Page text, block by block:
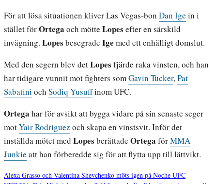
För att lösa situationen kliver Las Vegas-bon Dan Ige in i
stället förOrtega och mötte Lopes efter en särskild
invägning. Lopes besegrade Ige med ett enhälligt domslut.
Med den segern blev detLopes fjärde raka vinsten, och han
har tidigare vunnit mot fighters somGavin Tucker,Pat
Sabatini och Sodiq Yusuffinom UFC.
Ortega har för avsikt att bygga vidare på sin senaste seger
motYair Rodriguez och skapa en vinstsvit. Inför det
inställda mötet med Lopes berättade Ortega förMMA
Junkie att han förberedde sig för att flytta upp till lättvikt.
Alexa Grasso och Valentina Shevchenko möts igen på Noche UFC